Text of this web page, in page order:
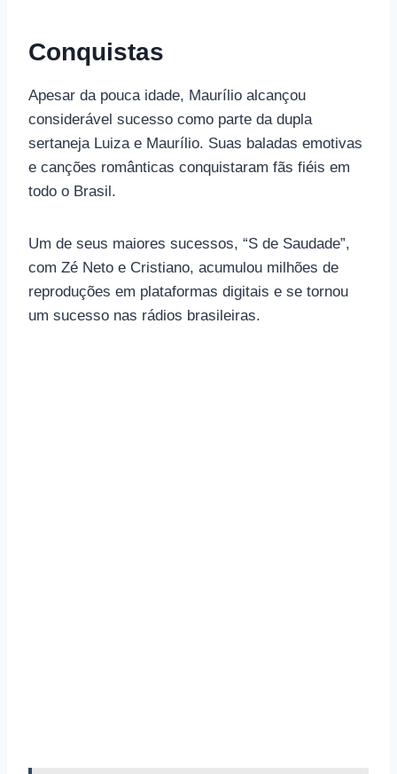
Conquistas
Apesar da pouca idade, Maurílio alcançou
considerável sucesso como parte da dupla
sertaneja Luiza e Maurílio. Suas baladas emotivas
e canções românticas conquistaram fãs fiéis em
todo o Brasil.
Um de seus maiores sucessos, “S de Saudade”,
com Zé Neto e Cristiano, acumulou milhões de
reproduções em plataformas digitais e se tornou
um sucesso nas rádios brasileiras.